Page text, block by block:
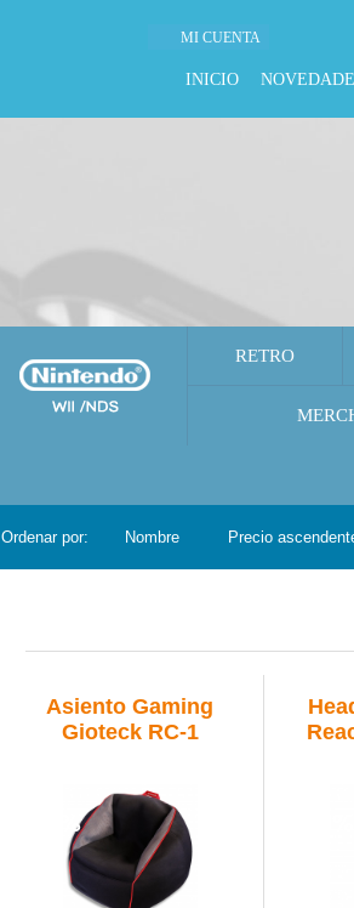
MI CUENTA
INICIO
RETRO
Ordenar por: Nombre Precio
6%
Asiento Gaming
Gioteck RC-1